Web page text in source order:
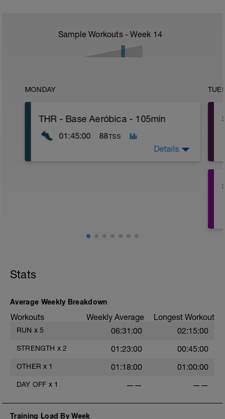
Sample Workouts - Week 14
MONDAY
THR - Base Aeróbica - 105min
01:45:00 88TSS
Details
Stats
Average Weekly Breakdown
Workouts Weekly Average Longest Workout
RUN x 5 06:31:00 02:15:00
STRENGTH x 2 01:23:00 00:45:00
OTHER x 1 01:18:00 01:00:00
DAY OFF x 1 —— ——
Training Load By Week